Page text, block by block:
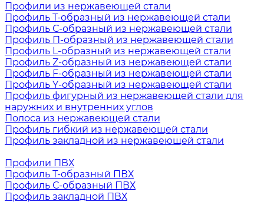
Профили из нержавеющей стали
Профиль Т-образный из нержавеющей стали
Профиль С-образный из нержавеющей стали
Профиль П-образный из нержавеющей стали
Профиль L-образный из нержавеющей стали
Профиль Z-образный из нержавеющей стали
Профиль F-образный из нержавеющей стали
Профиль Y-образный из нержавеющей стали
Профиль фигурный из нержавеющей стали для
наружних и внутренних углов
Полоса из нержавеющей стали
Профиль гибкий из нержавеющей стали
Профиль закладной из нержавеющей стали
Профили ПВХ
Профиль Т-образный ПВХ
Профиль С-образный ПВХ
Профиль закладной ПВХ